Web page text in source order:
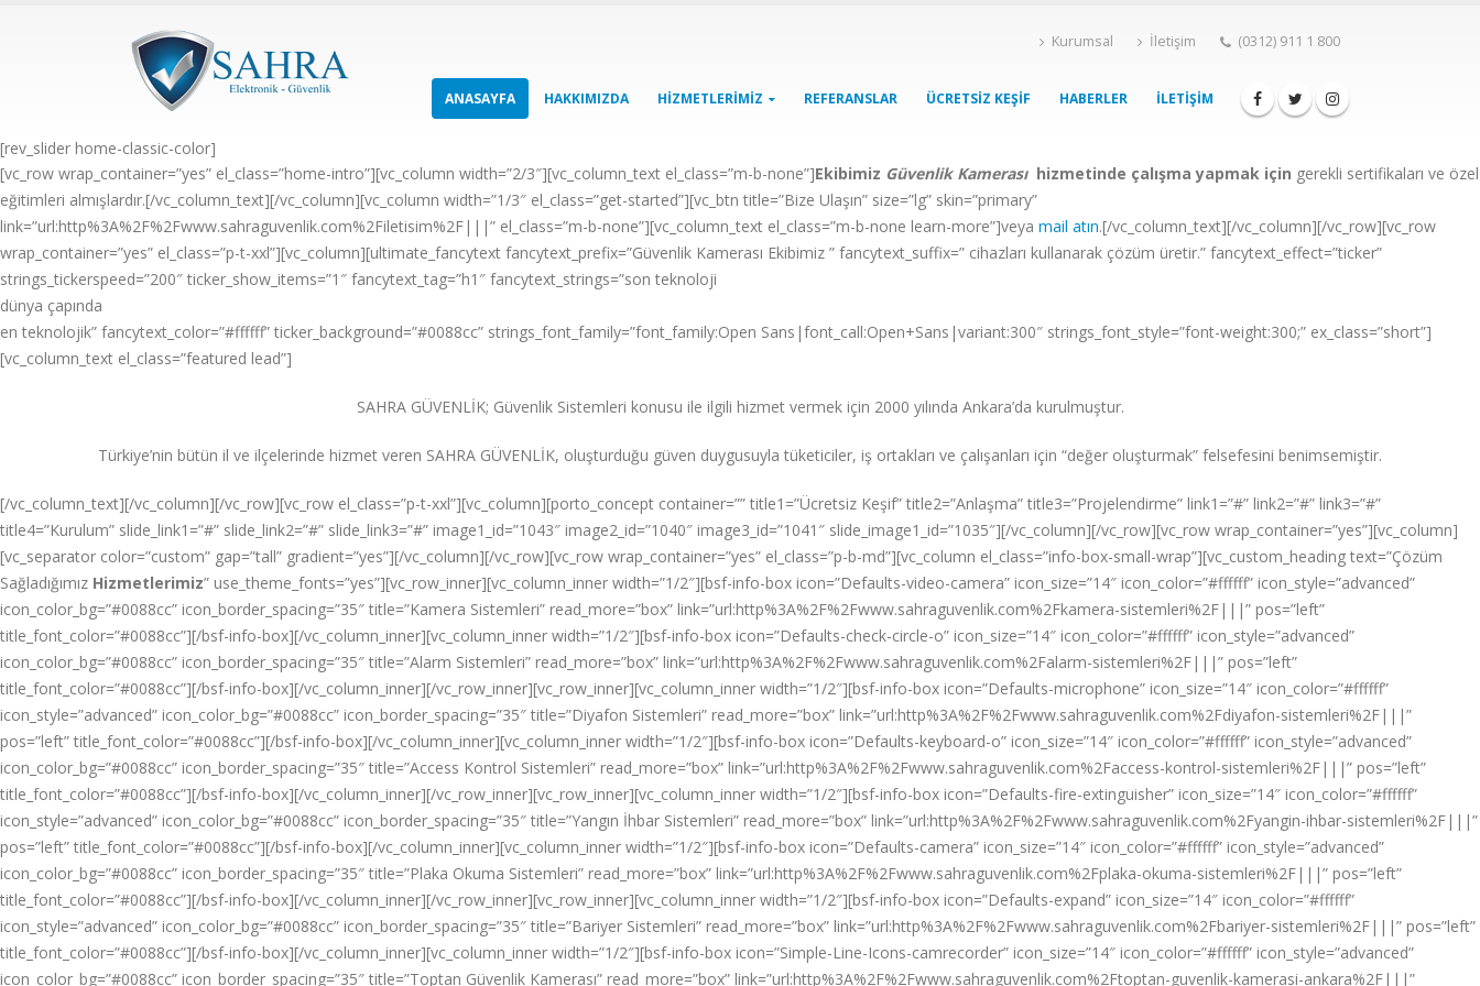
Kurumsal İletişim (0312) 911 1 800
ANASAYFA HAKKIMIZDA HIZMETLERIMIZ REFERANSLAR ÜCRETSIZ KEŞIF HABERLER İLETIŞIM
[rev_slider home-classic-color]
[vc_row wrap_container=”yes” el_class=”home-intro”][vc_column width=”2/3″][vc_column_text el_class=”m-b-none”]Ekibimiz Güvenlik Kamerasıhizmetinde çalışma yapmak için gerekli sertifikaları ve özel
eğitimleri almışlardır.[/vc_column_text][/vc_column][vc_column width=”1/3″ el_class=”get-started”][vc_btn title=”Bize Ulaşın” size=”lg” skin=”primary”
link=”url:http%3A%2F%2Fwww.sahraguvenlik.com%2Filetisim%2F|||” el_class=”m-b-none”][vc_column_text el_class=”m-b-none learn-more”]veya mail atın.[/vc_column_text][/vc_column][/vc_row][vc_row
wrap_container=”yes” el_class=”p-t-xxl”][vc_column][ultimate_fancytext fancytext_prefix=”Güvenlik Kamerası Ekibimiz ” fancytext_suffix=” cihazları kullanarak çözüm üretir.” fancytext_effect=”ticker”
strings_tickerspeed=”200″ ticker_show_items=”1″ fancytext_tag=”h1″ fancytext_strings=”son teknoloji
dünya çapında
en teknolojik” fancytext_color=”#ffffff” ticker_background=”#0088cc” strings_font_family=”font_family:Open Sans|font_call:Open+Sans|variant:300″ strings_font_style=”font-weight:300;” ex_class=”short”]
[vc_column_text el_class=”featured lead”]
SAHRA GÜVENLİK; Güvenlik Sistemleri konusu ile ilgili hizmet vermek için 2000 yılında Ankara’da kurulmuştur.
Türkiye’nin bütün il ve ilçelerinde hizmet veren SAHRA GÜVENLİK, oluşturduğu güven duygusuyla tüketiciler, iş ortakları ve çalışanları için “değer oluşturmak” felsefesini benimsemiştir.
[/vc_column_text][/vc_column][/vc_row][vc_row el_class=”p-t-xxl”][vc_column][porto_concept container=”” title1=”Ücretsiz Keşif” title2=”Anlaşma” title3=”Projelendirme” link1=”#” link2=”#” link3=”#”
title4=”Kurulum” slide_link1=”#” slide_link2=”#” slide_link3=”#” image1_id=”1043″ image2_id=”1040″ image3_id=”1041″ slide_image1_id=”1035″][/vc_column][/vc_row][vc_row wrap_container=”yes”][vc_column]
[vc_separator color=”custom” gap=”tall” gradient=”yes”][/vc_column][/vc_row][vc_row wrap_container=”yes” el_class=”p-b-md”][vc_column el_class=”info-box-small-wrap”][vc_custom_heading text=”Çözüm
Sağladığımız Hizmetlerimiz” use_theme_fonts=”yes”][vc_row_inner][vc_column_inner width=”1/2″][bsf-info-box icon=”Defaults-video-camera” icon_size=”14″ icon_color=”#ffffff” icon_style=”advanced”
icon_color_bg=”#0088cc” icon_border_spacing=”35″ title=”Kamera Sistemleri” read_more=”box” link=”url:http%3A%2F%2Fwww.sahraguvenlik.com%2Fkamera-sistemleri%2F|||” pos=”left”
title_font_color=”#0088cc”][/bsf-info-box][/vc_column_inner][vc_column_inner width=”1/2″][bsf-info-box icon=”Defaults-check-circle-o” icon_size=”14″ icon_color=”#ffffff” icon_style=”advanced”
icon_color_bg=”#0088cc” icon_border_spacing=”35″ title=”Alarm Sistemleri” read_more=”box” link=”url:http%3A%2F%2Fwww.sahraguvenlik.com%2Falarm-sistemleri%2F|||” pos=”left”
title_font_color=”#0088cc”][/bsf-info-box][/vc_column_inner][/vc_row_inner][vc_row_inner][vc_column_inner width=”1/2″][bsf-info-box icon=”Defaults-microphone” icon_size=”14″ icon_color=”#ffffff”
icon_style=”advanced” icon_color_bg=”#0088cc” icon_border_spacing=”35″ title=”Diyafon Sistemleri” read_more=”box” link=”url:http%3A%2F%2Fwww.sahraguvenlik.com%2Fdiyafon-sistemleri%2F|||”
pos=”left” title_font_color=”#0088cc”][/bsf-info-box][/vc_column_inner][vc_column_inner width=”1/2″][bsf-info-box icon=”Defaults-keyboard-o” icon_size=”14″ icon_color=”#ffffff” icon_style=”advanced”
icon_color_bg=”#0088cc” icon_border_spacing=”35″ title=”Access Kontrol Sistemleri” read_more=”box” link=”url:http%3A%2F%2Fwww.sahraguvenlik.com%2Faccess-kontrol-sistemleri%2F|||” pos=”left”
title_font_color=”#0088cc”][/bsf-info-box][/vc_column_inner][/vc_row_inner][vc_row_inner][vc_column_inner width=”1/2″][bsf-info-box icon=”Defaults-fire-extinguisher” icon_size=”14″ icon_color=”#ffffff”
icon_style=”advanced” icon_color_bg=”#0088cc” icon_border_spacing=”35″ title=”Yangın İhbar Sistemleri” read_more=”box” link=”url:http%3A%2F%2Fwww.sahraguvenlik.com%2Fyangin-ihbar-sistemleri%2F|||”
pos=”left” title_font_color=”#0088cc”][/bsf-info-box][/vc_column_inner][vc_column_inner width=”1/2″][bsf-info-box icon=”Defaults-camera” icon_size=”14″ icon_color=”#ffffff” icon_style=”advanced”
icon_color_bg=”#0088cc” icon_border_spacing=”35″ title=”Plaka Okuma Sistemleri” read_more=”box” link=”url:http%3A%2F%2Fwww.sahraguvenlik.com%2Fplaka-okuma-sistemleri%2F|||” pos=”left”
title_font_color=”#0088cc”][/bsf-info-box][/vc_column_inner][/vc_row_inner][vc_row_inner][vc_column_inner width=”1/2″][bsf-info-box icon=”Defaults-expand” icon_size=”14″ icon_color=”#ffffff”
icon_style=”advanced” icon_color_bg=”#0088cc” icon_border_spacing=”35″ title=”Bariyer Sistemleri” read_more=”box” link=”url:http%3A%2F%2Fwww.sahraguvenlik.com%2Fbariyer-sistemleri%2F|||” pos=”left”
title_font_color=”#0088cc”][/bsf-info-box][/vc_column_inner][vc_column_inner width=”1/2″][bsf-info-box icon=”Simple-Line-Icons-camrecorder” icon_size=”14″ icon_color=”#ffffff” icon_style=”advanced”
icon_color_bg=”#0088cc” icon_border_spacing=”35″ title=”Toptan Güvenlik Kamerası” read_more=”box” link=”url:http%3A%2F%2Fwww.sahraguvenlik.com%2Ftoptan-guvenlik-kamerasi-ankara%2F|||”